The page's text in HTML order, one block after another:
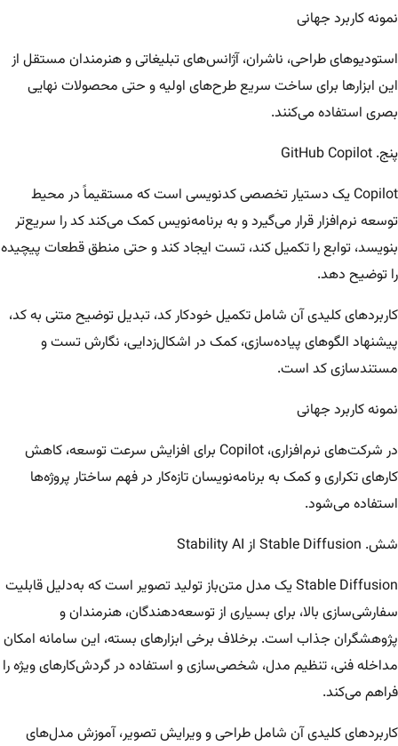
نمونه کاربرد جهانی
استودیوهای طراحی، ناشران، آژانس‌های تبلیغاتی و هنرمندان مستقل از
این ابزارها برای ساخت سریع طرح‌های اولیه و حتی محصولات نهایی
بصری استفاده می‌کنند.
پنج. GitHub Copilot
Copilot یک دستیار تخصصی کدنویسی است که مستقیماً در محیط
توسعه نرم‌افزار قرار می‌گیرد و به برنامه‌نویس کمک می‌کند کد را سریع‌تر
بنویسد، توابع را تکمیل کند، تست ایجاد کند و حتی منطق قطعات پیچیده
را توضیح دهد.
کاربردهای کلیدی آن شامل تکمیل خودکار کد، تبدیل توضیح متنی به کد،
پیشنهاد الگوهای پیاده‌سازی، کمک در اشکال‌زدایی، نگارش تست و
مستندسازی کد است.
نمونه کاربرد جهانی
در شرکت‌های نرم‌افزاری، Copilot برای افزایش سرعت توسعه، کاهش
کارهای تکراری و کمک به برنامه‌نویسان تازه‌کار در فهم ساختار پروژه‌ها
استفاده می‌شود.
شش. Stable Diffusion از Stability AI
Stable Diffusion یک مدل متن‌باز تولید تصویر است که به‌دلیل قابلیت
سفارشی‌سازی بالا، برای بسیاری از توسعه‌دهندگان، هنرمندان و
پژوهشگران جذاب است. برخلاف برخی ابزارهای بسته، این سامانه امکان
مداخله فنی، تنظیم مدل، شخصی‌سازی و استفاده در گردش‌کارهای ویژه را
فراهم می‌کند.
کاربردهای کلیدی آن شامل طراحی و ویرایش تصویر، آموزش مدل‌های